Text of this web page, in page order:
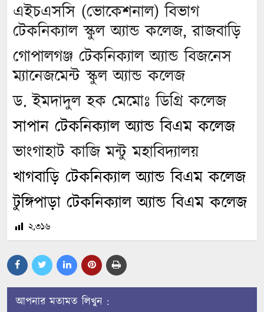
এইচএসসি (ভোকেশনাল) বিভাগ
টেকনিক্যাল স্কুল অ্যান্ড কলেজ, রাজবাড়ি
গোপালগঞ্জ টেকনিক্যাল অ্যান্ড বিজনেস
ম্যানেজমেন্ট স্কুল অ্যান্ড কলেজ
ড. ইমদাদুল হক মেমোঃ ডিগ্রি কলেজ
সাপান টেকনিক্যাল অ্যান্ড বিএম কলেজ
ভাংগাহাট কাজি মন্টু মহাবিদ্যালয়
খাগবাড়ি টেকনিক্যাল অ্যান্ড বিএম কলেজ
টুঙ্গিপাড়া টেকনিক্যাল অ্যান্ড বিএম কলেজ
২,৩১৬
আপনার মতামত লিখুন :